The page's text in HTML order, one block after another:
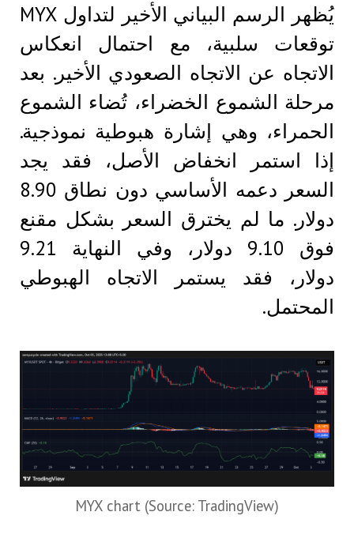
يُظهر الرسم البياني الأخير لتداول MYX
توقعات سلبية، مع احتمال انعكاس
الاتجاه عن الاتجاه الصعودي الأخير. بعد
مرحلة الشموع الخضراء، تُضاء الشموع
الحمراء، وهي إشارة هبوطية نموذجية.
إذا استمر انخفاض الأصل، فقد يجد
السعر دعمه الأساسي دون نطاق 8.90
دولار. ما لم يخترق السعر بشكل مقنع
فوق 9.10 دولار، وفي النهاية 9.21
دولار، فقد يستمر الاتجاه الهبوطي
المحتمل.
MYX chart (Source: TradingView)